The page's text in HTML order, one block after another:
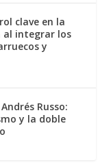
clave en la
al integrar los
y
Russo:
y la doble